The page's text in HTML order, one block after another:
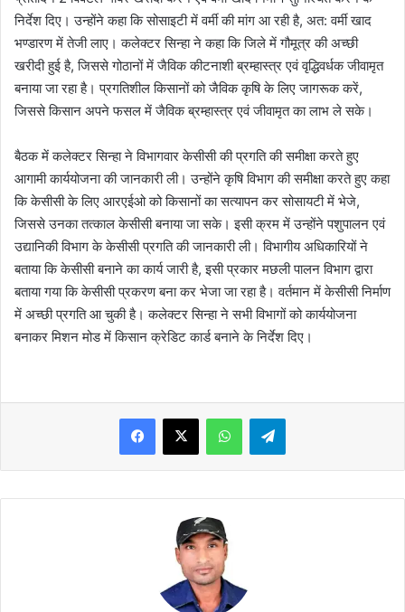
निर्देश दिए। उन्होंने कहा कि सोसाइटी में वर्मी की मांग आ रही है, अत: वर्मी खाद
भण्डारण में तेजी लाए। कलेक्टर सिन्हा ने कहा कि जिले में गौमूत्र की अच्छी
खरीदी हुई है, जिससे गोठानों में जैविक कीटनाशी ब्रम्हास्त्र एवं वृद्धिवर्धक जीवामृत
बनाया जा रहा है। प्रगतिशील किसानों को जैविक कृषि के लिए जागरूक करें,
जिससे किसान अपने फसल में जैविक ब्रम्हास्त्र एवं जीवामृत का लाभ ले सके।
बैठक में कलेक्टर सिन्हा ने विभागवार केसीसी की प्रगति की समीक्षा करते हुए
आगामी कार्ययोजना की जानकारी ली। उन्होंने कृषि विभाग की समीक्षा करते हुए कहा
कि केसीसी के लिए आरएईओ को किसानों का सत्यापन कर सोसायटी में भेजे,
जिससे उनका तत्काल केसीसी बनाया जा सके। इसी क्रम में उन्होंने पशुपालन एवं
उद्यानिकी विभाग के केसीसी प्रगति की जानकारी ली। विभागीय अधिकारियों ने
बताया कि केसीसी बनाने का कार्य जारी है, इसी प्रकार मछली पालन विभाग द्वारा
बताया गया कि केसीसी प्रकरण बना कर भेजा जा रहा है। वर्तमान में केसीसी निर्माण
में अच्छी प्रगति आ चुकी है। कलेक्टर सिन्हा ने सभी विभागों को कार्ययोजना
बनाकर मिशन मोड में किसान क्रेडिट कार्ड बनाने के निर्देश दिए।
WhatsAppTelegram